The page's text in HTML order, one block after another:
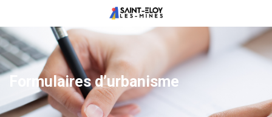
Formulaires d’urbanisme